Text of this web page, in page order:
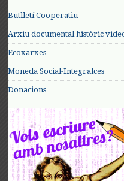
Butlletí Cooperatiu
Arxiu documental històric
Ecoxarxes
Moneda Social-Integralces
Donacions